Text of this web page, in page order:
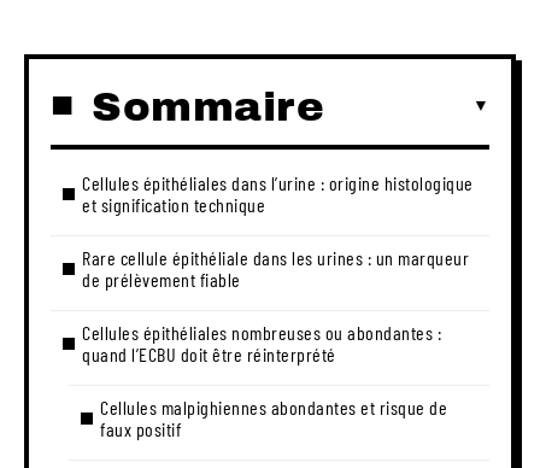
Sommaire
Cellules épithéliales dans l’urine : origine histologique
et signification technique
Rare cellule épithéliale dans les urines : un marqueur
de prélèvement fiable
Cellules épithéliales nombreuses ou abondantes :
quand l’ECBU doit être réinterprété
Cellules malpighiennes abondantes et risque de
faux positif